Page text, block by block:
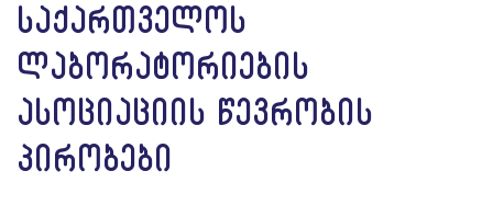
საქართველოს
ლაბორატორიების
ასოციაციის წევრობის
პირობები